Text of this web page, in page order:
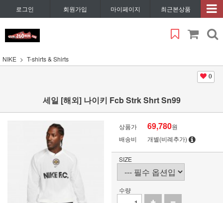
로그인 회원가입 마이페이지 최근본상품
NIKE T-shirts & Shirts
0
세일 [해외] 나이키 Fcb Strk Shrt Sn99
상품가 69,780원
배송비
개별(비례추가)
SIZE
수량